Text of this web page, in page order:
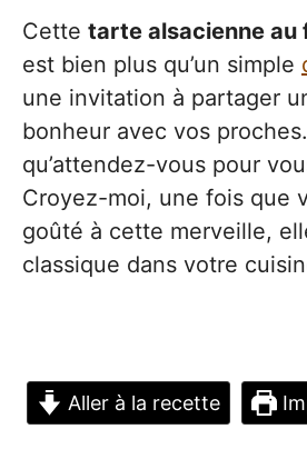
Cette tarte alsacienne au
est bien plus qu’un simple
une invitation à partager
bonheur avec vos
qu’attendez-vous pour
Croyez-moi, une fois que
goûté à cette merveille,
classique dans votre
Aller à la recette